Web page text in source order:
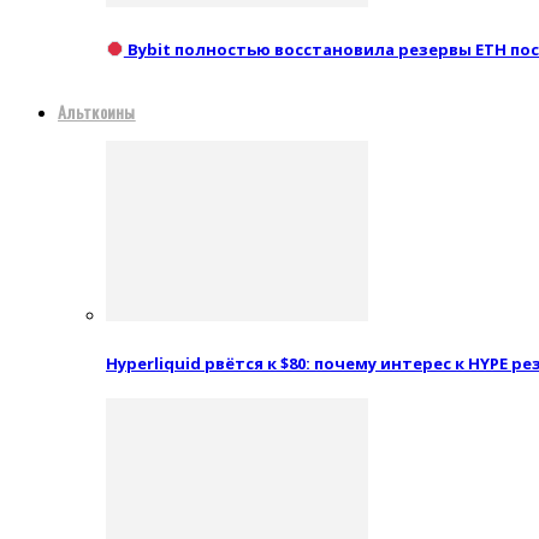
Bybit полностью восстановила резервы ETH
Альткоины
Hyperliquid рвётся к $80: почему интерес к HYPE